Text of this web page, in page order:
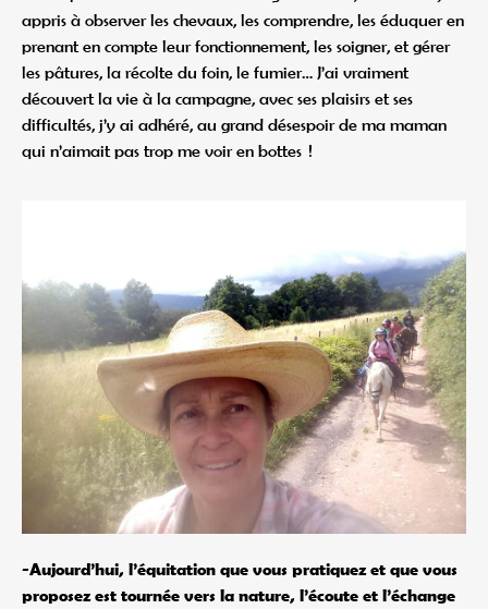
appris à observer les chevaux, les comprendre, les éduquer en
prenant en compte leur fonctionnement, les soigner, et gérer
les pâtures, la récolte du foin, le fumier… J’ai vraiment
découvert la vie à la campagne, avec ses plaisirs et ses
difficultés, j’y ai adhéré, au grand désespoir de ma maman
qui n’aimait pas trop me voir en bottes !
-Aujourd’hui, l’équitation que vous pratiquez et que vous
proposez est tournée vers la nature, l’écoute et l’échange